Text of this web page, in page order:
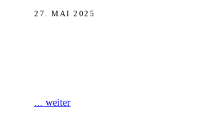
27. MAI 2025
... weiter